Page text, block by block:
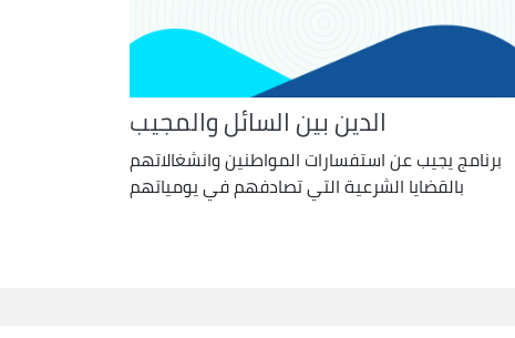
الدين بين السائل والمجيب
برنامج يجيب عن استفسارات المواطنين وانشغالاتهم
بالقضايا الشرعية التي تصادفهم في يومياتهم